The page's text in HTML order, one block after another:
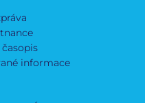
informace